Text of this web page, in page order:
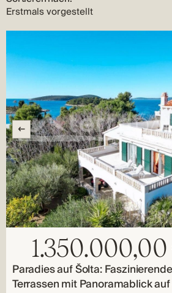
Paradies auf Šolta:
Terrassen mit Panoramablick